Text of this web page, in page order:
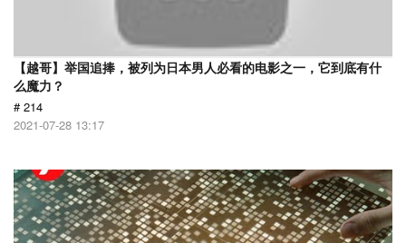
【越哥】举国追捧，被列为日本男人必看的电影之一，它到底有什
么魔力？
# 214
2021-07-28 13:17